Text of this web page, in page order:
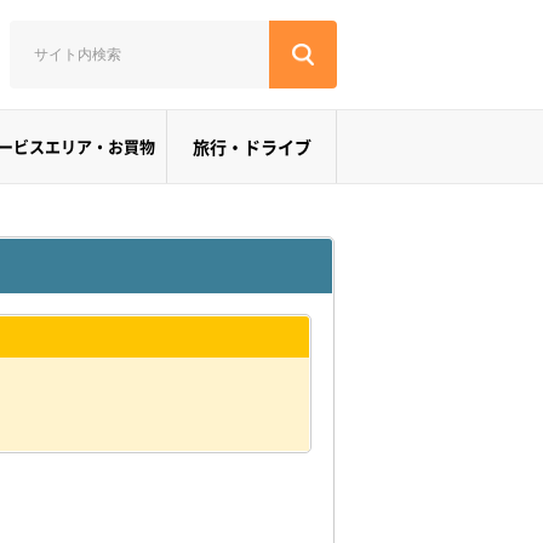
ビスエリア・お買物 旅行・ドライブ